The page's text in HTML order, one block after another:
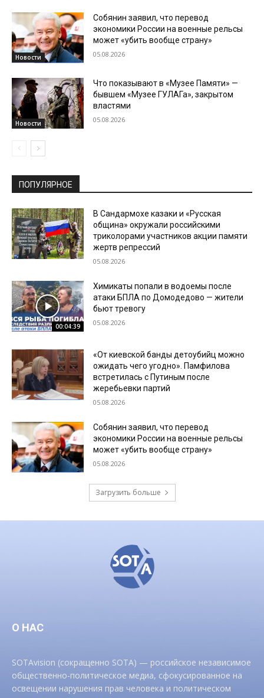
Новости
Собянин заявил, что перевод
экономики России на военные рельсы
может «убить вообще страну»
05.08.2026
Новости
Что показывают в «Музее Памяти» —
бывшем «Музее ГУЛАГа», закрытом
властями
05.08.2026
ПОПУЛЯРНОЕ
В Сандармохе казаки и «Русская
община» окружали российскими
триколорами участников акции памяти
жертв репрессий
05.08.2026
00:04:39
Химикаты попали в водоемы после
атаки БПЛА по Домодедово — жители
бьют тревогу
05.08.2026
«От киевской банды детоубийц можно
ожидать чего угодно». Памфилова
встретилась с Путиным после
жеребьевки партий
05.08.2026
Собянин заявил, что перевод
экономики России на военные рельсы
может «убить вообще страну»
05.08.2026
Загрузить больше
О НАС
SOTAvision (сокращенно SOTA) — российское независимое
общественно-политическое медиа, сфокусированное на
освещении нарушения прав человека и политическом